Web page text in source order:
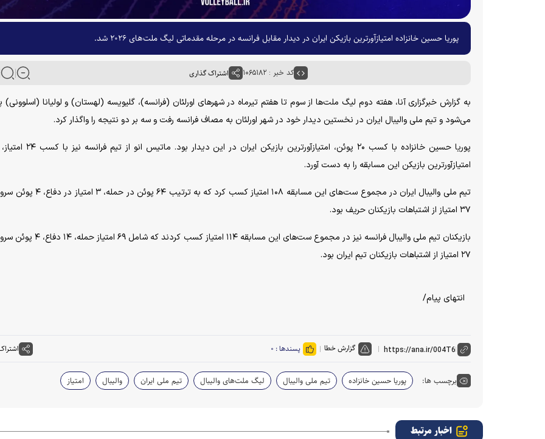
پوریا حسین خانزاده امتیازآورترین بازیکن ایران در دیدار مقابل فرانسه در مرحله مقدماتی لیگ ملت‌های ۲۰۲۶ شد.
کد خبر : ۱۰۶۵۱۸۲ اشتراک گذاری
به گزارش خبرگزاری آنا، هفته دوم لیگ ملت‌ها از سوم تا هفتم تیرماه در شهرهای اورلئان (فرانسه)، گلیویسه (لهستان) و لولیانا (اسلوونی)
می‌شود و تیم ملی والیبال ایران در نخستین دیدار خود در شهر اورلئان به مصاف فرانسه رفت و سه بر دو نتیجه را واگذار کرد.
پوریا حسین خانزاده با کسب ۲۰ پوئن، امتیازآورترین بازیکن
امتیازآورترین بازیکن این مسابقه را به دست آورد.
تیم ملی والیبال ایران در مجموع ست‌های این مسابقه ۱۰۸ امتیاز کسب کرد که
۳۷ امتیاز از اشتباهات بازیکنان حریف بود.
بازیکنان تیم ملی والیبال فرانسه نیز در مجموع ست‌های این مسابقه ۱۱۴ امتیاز
۲۷ امتیاز از اشتباهات بازیکنان تیم ایران بود.
انتهای پیام/
گزارش خطا پسندها : ۰
برچسب ها: پوریا حسین خانزاده تیم ملی والیبال لیگ ملت‌های والیبال تیم ملی ایران والیبال امتیاز
اخبار مرتبط